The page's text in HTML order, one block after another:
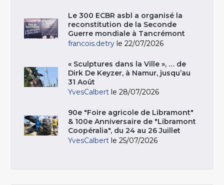
Le 300 ECBR asbl a organisé la
reconstitution de la Seconde
Guerre mondiale à Tancrémont
francois.detry le 22/07/2026
« Sculptures dans la Ville », … de
Dirk De Keyzer, à Namur, jusqu’au
31 Août
YvesCalbert le 28/07/2026
90e "Foire agricole de Libramont"
& 100e Anniversaire de "Libramont
Coopéralia", du 24 au 26 Juillet
YvesCalbert le 25/07/2026